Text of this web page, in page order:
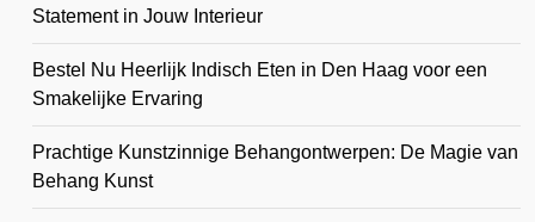
Statement in Jouw Interieur
Bestel Nu Heerlijk Indisch Eten in Den Haag voor een
Smakelijke Ervaring
Prachtige Kunstzinnige Behangontwerpen: De Magie van
Behang Kunst